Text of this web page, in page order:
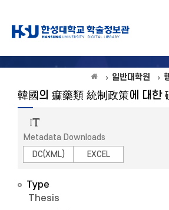
일반대학원
韓國의 痲藥類 統制政策에 대한
Metadata Downloads
DC(XML)
EXCEL
Type
Thesis